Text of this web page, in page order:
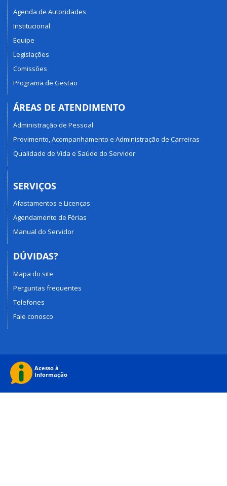
Agenda de Autoridades
Institucional
Equipe
Legislações
Comissões
Programa de Gestão
ÁREAS DE ATENDIMENTO
Administração de Pessoal
Provimento, Acompanhamento e Administração de Carreiras
Qualidade de Vida e Saúde do Servidor
SERVIÇOS
Afastamentos e Licenças
Agendamento de Férias
Manual do Servidor
DÚVIDAS?
Mapa do site
Perguntas frequentes
Telefones
Fale conosco